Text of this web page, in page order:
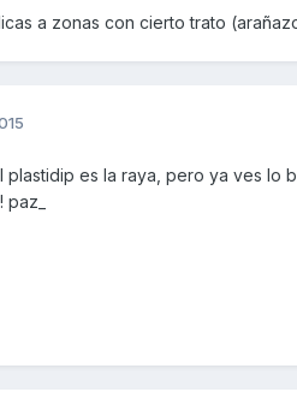
a zonas con cierto trato
es la raya, pero ya ves lo